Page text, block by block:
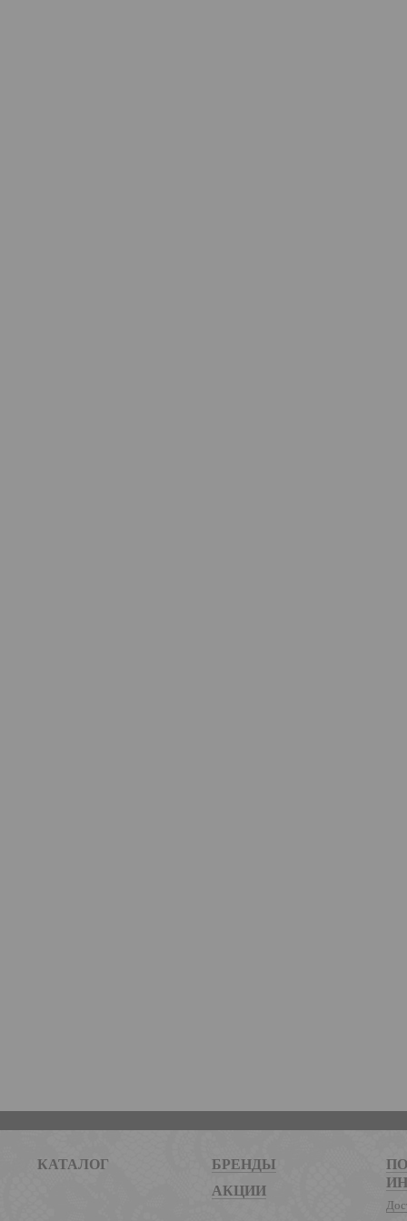
КАТАЛОГ
БРЕНДЫ
АКЦИИ